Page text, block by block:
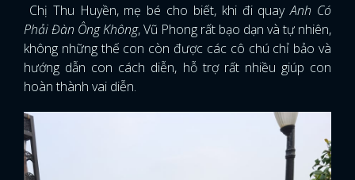
Chị Thu Huyền, mẹ bé cho biết, khi đi quayAnh Có
Phải Đàn Ông Không, Vũ Phong rất bạo dạn và tự nhiên,
không những thế con còn được các cô chú chỉ bảo và
hướng dẫn con cách diễn, hỗ trợ rất nhiều giúp con
hoàn thành vai diễn.